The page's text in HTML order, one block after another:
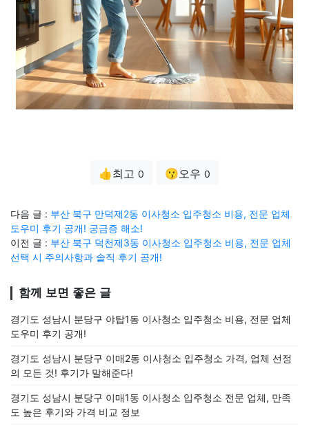
👍최고 0 😗오우 0
다음 글 : 부산 북구 만덕제2동 이사청소 입주청소 비용, 전문 업체
도우미 후기 공개! 궁금증 해소!
이전 글 : 부산 북구 덕천제3동 이사청소 입주청소 비용, 전문 업체
선택 시 주의사항과 솔직 후기 공개!
함께 보면 좋은 글
경기도 성남시 분당구 야탑1동 이사청소 입주청소 비용, 전문 업체
도우미 후기 공개!
경기도 성남시 분당구 이매2동 이사청소 입주청소 가격, 업체 선정
의 모든 것! 후기가 말해준다!
경기도 성남시 분당구 이매1동 이사청소 입주청소 전문 업체, 만족
도 높은 후기와 가격 비교 정보